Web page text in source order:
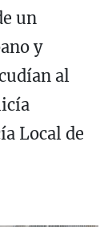
un
y
al
Local de